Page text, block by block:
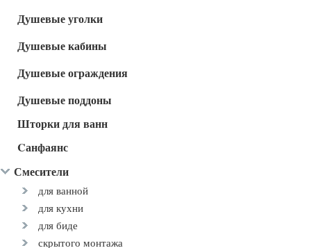
Душевые уголки
Душевые кабины
Душевые ограждения
Душевые поддоны
Шторки для ванн
Cанфаянс
Смесители
для ванной
для кухни
для биде
скрытого монтажа